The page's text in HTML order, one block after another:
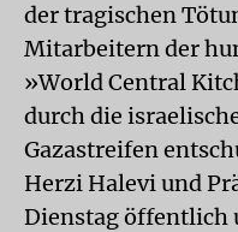
der tragischen
Mitarbeitern der
»World Central
durch die
Gazastreifen
Herzi Halevi und
Dienstag öffentlich